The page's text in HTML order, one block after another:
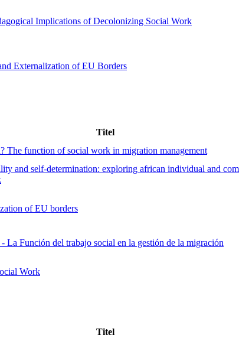
Implications of Decolonizing Social Work
Externalization of EU Borders
Titel
The function of social work in migration management
and self-determination: exploring african individual and
of EU borders
La Función del trabajo social en la gestión de la migración
Work
Titel